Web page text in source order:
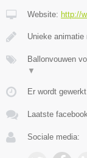
Website: http://
Unieke
Ballonvouwen
▼
Er wordt
Laatste
Sociale media: